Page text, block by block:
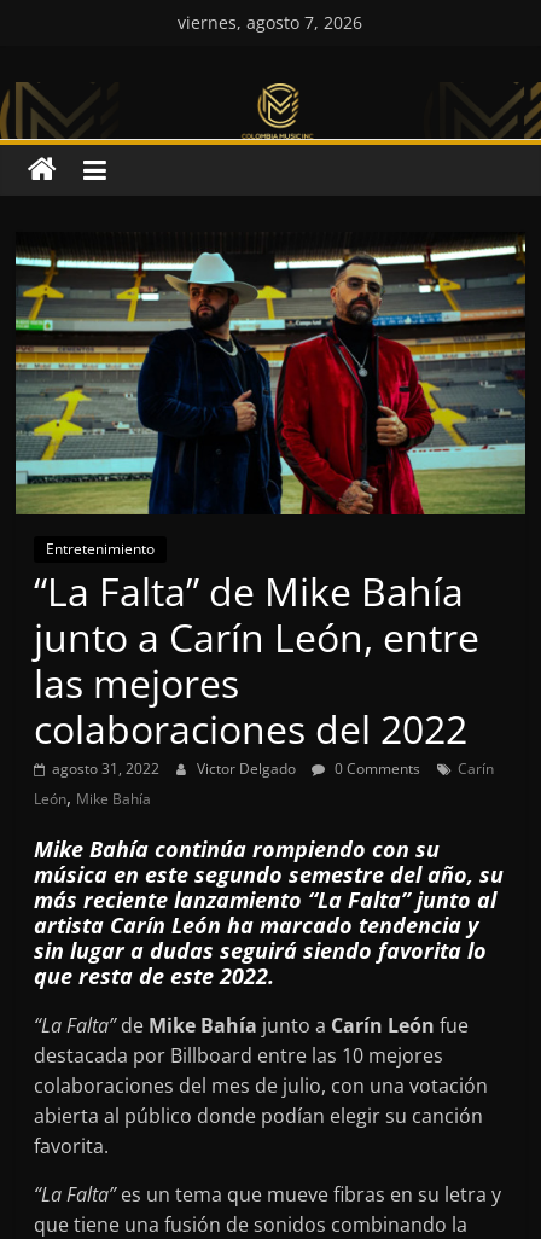
viernes, agosto 7, 2026
Colombia
Music
Inc
Colombia
Music
Inc
Entretenimiento
“La Falta” de Mike Bahía
junto a Carín León, entre
las mejores
colaboraciones del 2022
agosto 31, 2022 Victor Delgado 0 Comments
Carín
León, Mike Bahía
Mike Bahía continúa rompiendo con su
música en este segundo semestre del año, su
más reciente lanzamiento “La Falta” junto al
artista Carín León ha marcado tendencia y
sin lugar a dudas seguirá siendo favorita lo
que resta de este 2022.
“La Falta”de Mike Bahía junto a Carín León fue
destacada por Billboard entre las 10 mejores
colaboraciones del mes de julio, con una votación
abierta al público donde podían elegir su canción
favorita.
“La Falta”es un tema que mueve fibras en su letra y
que tiene una fusión de sonidos combinando la